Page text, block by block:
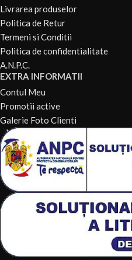
Livrarea produselor
Politica de Retur
Termeni si Conditii
Politica de confidentialitate
A.N.P.C.
EXTRA INFORMATII
Contul Meu
Promotii active
Galerie Foto Clienti